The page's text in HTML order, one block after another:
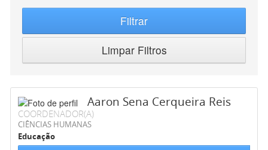
Filtrar
Limpar Filtros
Aaron Sena Cerqueira Reis
COORDENADOR(A)
CIÊNCIAS HUMANAS
Educação